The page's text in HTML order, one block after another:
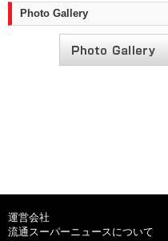
Photo Gallery
運営会社
流通スーパーニュースについて